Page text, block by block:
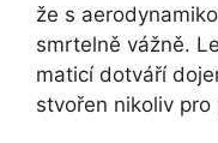
že s
smrtelně vážně.
maticí dotváří
stvořen nikoliv